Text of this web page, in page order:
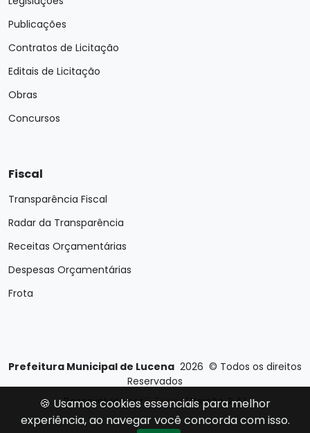
Publicações
Contratos de Licitação
Editais de Licitação
Obras
Concursos
Fiscal
Transparência Fiscal
Radar da Transparência
Receitas Orçamentárias
Despesas Orçamentárias
Frota
Prefeitura Municipal de Lucena 2026 © Todos os direitos
Reservados
Desenvolvido porE-Ticons| Versão: 2.4.1
🍪 Usamos cookies essenciais para melhor
experiência, ao navegar você concorda com isso.